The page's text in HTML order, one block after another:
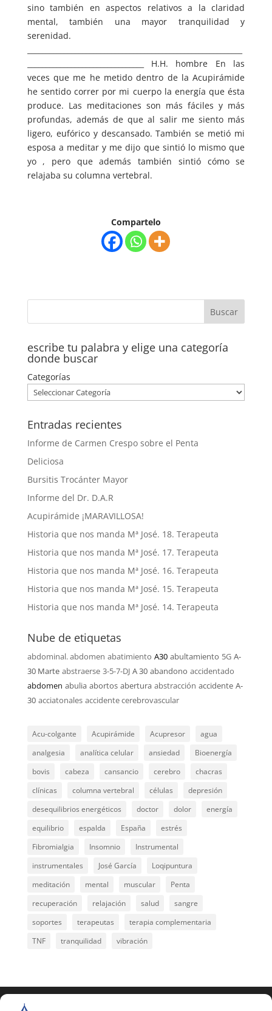
sino también en aspectos relativos a la claridad
mental, también una mayor tranquilidad y
serenidad.
________________________________ H.H. hombre En las
veces que me he metido dentro de la Acupirámide
he sentido correr por mi cuerpo la energía que ésta
produce. Las meditaciones son más fáciles y más
profundas, además de que al salir me siento más
ligero, eufórico y descansado. También se metió mi
esposa a meditar y me dijo que sintió lo mismo que
yo , pero que además también sintió cómo se
relajaba su columna vertebral.
Compartelo
escribe tu palabra y elige una categoría
donde buscar
Categorías
Entradas recientes
Informe de Carmen Crespo sobre el Penta
Deliciosa
Bursitis Trocánter Mayor
Informe del Dr. D.A.R
Acupirámide ¡MARAVILLOSA!
Historia que nos manda Mª José. 18. Terapeuta
Historia que nos manda Mª José. 17. Terapeuta
Historia que nos manda Mª José. 16. Terapeuta
Historia que nos manda Mª José. 15. Terapeuta
Historia que nos manda Mª José. 14. Terapeuta
Nube de etiquetas
abdominal. abdomen abatimiento A30 abultamiento 5G A-
30 Marte abstraerse 3-5-7-DJ A 30 abandono accidentado
abdomen abulia abortos abertura abstracción accidente A-
30 acciatonales accidente cerebrovascular
Acu-colgante Acupirámide Acupresor
agua
analgesia
analítica celular ansiedad
Bioenergía
bovis
cabeza cansancio cerebro
chacras
clínicas
columna vertebral células
depresión
desequilibrios energéticos
doctor dolor
energía
equilibrio
espalda España
estrés
Fibromialgia
Insomnio
Instrumental
instrumentales
José García
Loqipuntura
meditación
mental muscular
Penta
recuperación
relajación salud
sangre
soportes
terapeutas
terapia complementaria
TNF
tranquilidad vibración